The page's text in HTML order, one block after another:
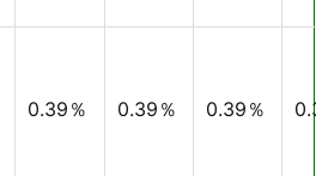
0.39％ 0.39％ 0.39％